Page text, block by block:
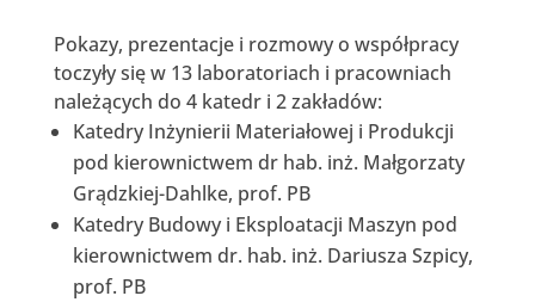
Pokazy, prezentacje i rozmowy o współpracy
toczyły się w 13 laboratoriach i pracowniach
należących do 4 katedr i 2 zakładów:
Katedry Inżynierii Materiałowej i Produkcji
pod kierownictwem dr hab. inż. Małgorzaty
Grądzkiej-Dahlke, prof. PB
Katedry Budowy i Eksploatacji Maszyn pod
kierownictwem dr. hab. inż. Dariusza Szpicy,
prof. PB